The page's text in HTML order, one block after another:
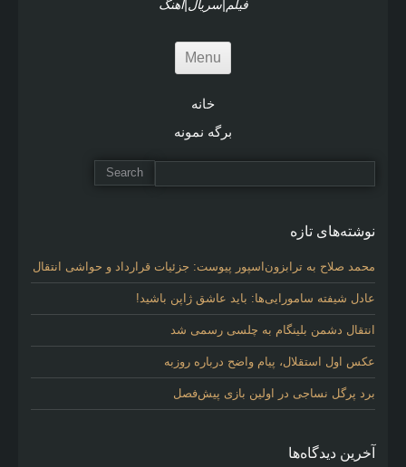
فیلم|سریال|آهنگ
Menu
خانه
برگه نمونه
نوشته‌های تازه
محمد صلاح به ترابزون‌اسپور پیوست: جزئیات قرارداد و حواشی انتقال
عادل شیفته سامورایی‌ها: باید عاشق ژاپن باشید!
انتقال دشمن بلینگام به چلسی رسمی شد
عکس اول استقلال، پیام واضح درباره روزبه
برد پرگل نساجی در اولین بازی پیش‌فصل
آخرین دیدگاه‌ها